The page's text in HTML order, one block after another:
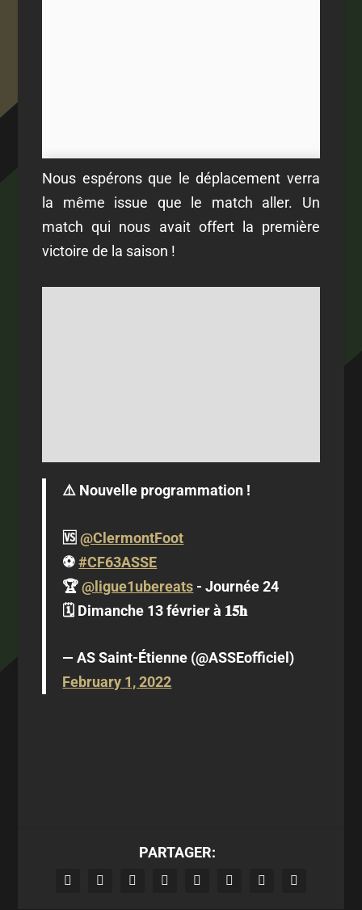
Nous espérons que le déplacement verra
la même issue que le match aller. Un
match qui nous avait offert la première
victoire de la saison !
⚠️ Nouvelle programmation !
🆚@ClermontFoot
⚽️#CF63ASSE
🏆@ligue1ubereats - Journée 24
🗓 Dimanche 13 février à 𝟏𝟓𝐡
— AS Saint-Étienne (@ASSEofficiel)
February 1, 2022
PARTAGER: